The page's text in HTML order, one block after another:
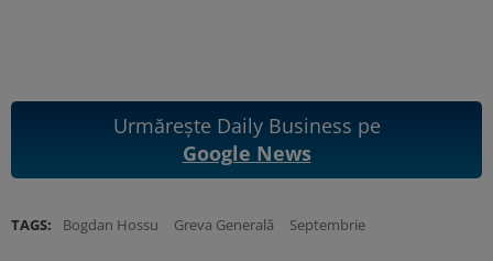
Urmărește Daily Business pe
Google News
TAGS: Bogdan Hossu Greva Generală Septembrie